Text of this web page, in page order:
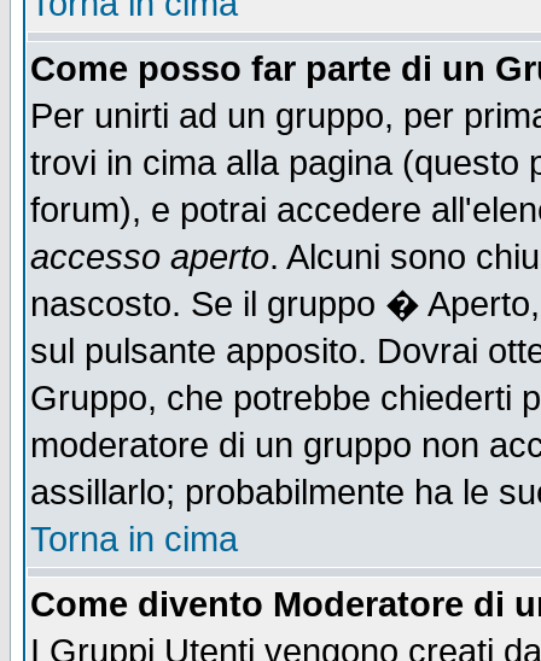
Come posso far parte di un
Per unirti ad un gruppo, per
trovi in cima alla pagina
forum), e potrai accedere
accesso aperto. Alcuni sono
nascosto. Se il gruppo �
sul pulsante apposito. Dovrai
Gruppo, che potrebbe chiederti
moderatore di un gruppo non
assillarlo; probabilmente ha le
Torna in cima
Come divento Moderatore di
I Gruppi Utenti vengono creati